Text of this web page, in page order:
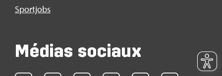
Sport­jobs
Médias sociaux